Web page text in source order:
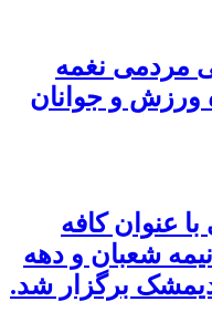
مردمی نغمه
ورزش و جوانان
عنوان کافه
شعبان و دهه
برگزار شد.